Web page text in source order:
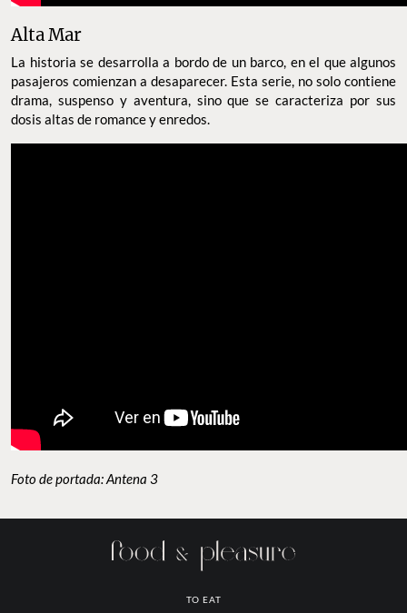
Alta Mar
La historia se desarrolla a bordo de un barco, en el que algunos
pasajeros comienzan a desaparecer. Esta serie, no solo contiene
drama, suspenso y aventura, sino que se caracteriza por sus
dosis altas de romance y enredos.
Foto de portada: Antena 3
TO EAT